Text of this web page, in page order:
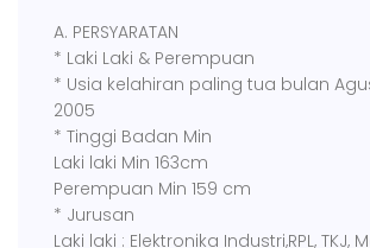
A. PERSYARATAN
* Laki Laki & Perempuan
* Usia kelahiran paling tua bulan
2005
* Tinggi Badan Min
Laki laki Min 163cm
Perempuan Min 159 cm
* Jurusan
Laki laki : Elektronika Industri,RPL, TKJ,